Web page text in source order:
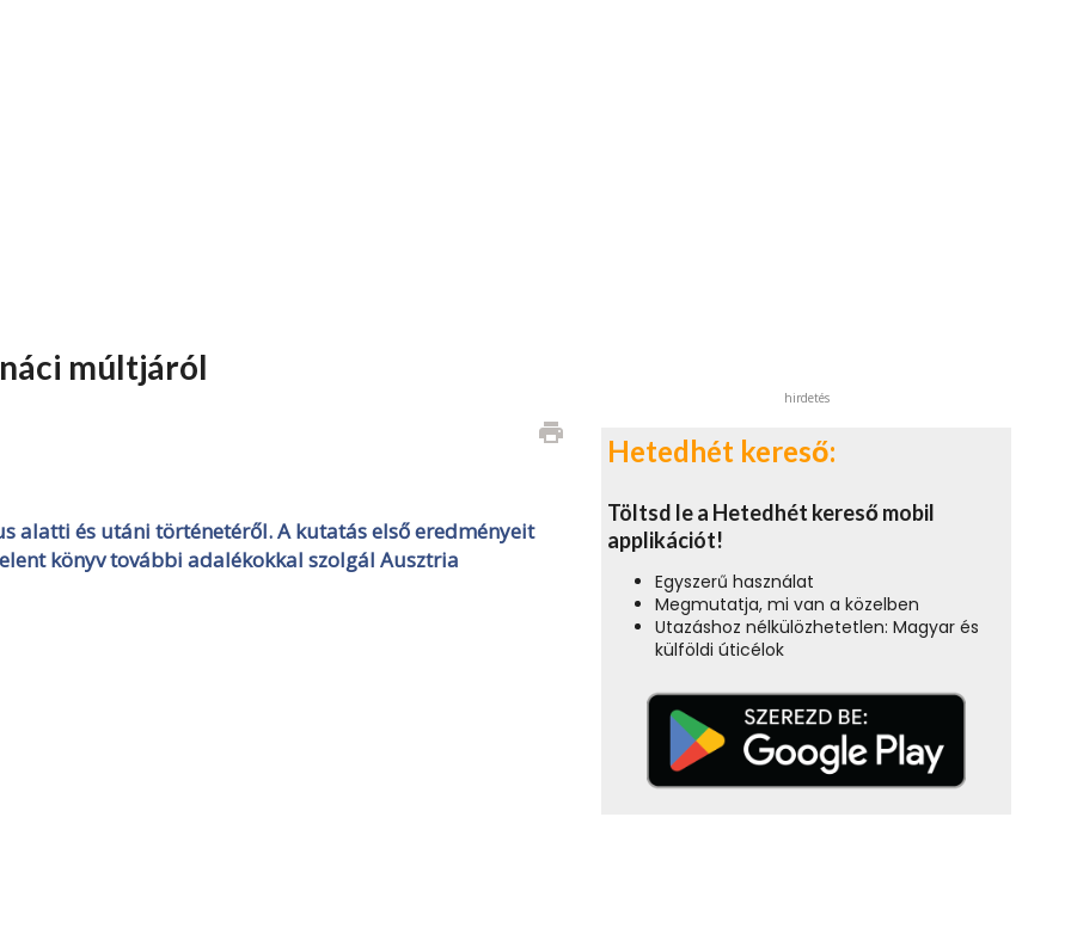
múltjáról
print
alatti és utáni történetéről. A kutatás első eredményeit
könyv további adalékokkal szolgál Ausztria
hirdetés
Hetedhét kereső:
Töltsd le a Hetedhét kereső mobil
applikációt!
Egyszerű használat
Megmutatja, mi van a közelben
Utazáshoz nélkülözhetetlen: Magyar és
külföldi úticélok